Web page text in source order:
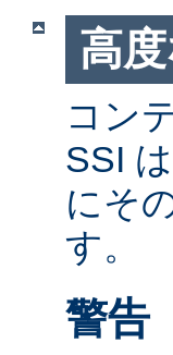
高
コン
SSI
にそ
す。
警告